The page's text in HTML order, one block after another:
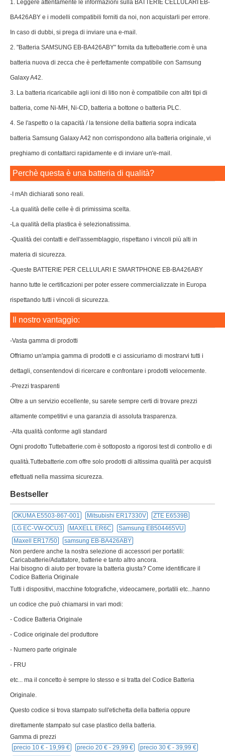
1. Leggere attentamente le informazioni sulla BATTERIE CELLULARI EB-
BA426ABY e i modelli compatibili forniti da noi, non acquistarli per errore.
In caso di dubbi, si prega di inviare una e-mail.
2. "Batteria SAMSUNG EB-BA426ABY" fornita da tuttebatterie.com è una
batteria nuova di zecca che è perfettamente compatibile con Samsung
Galaxy A42.
3. La batteria ricaricabile agli ioni di litio non è compatibile con altri tipi di
batteria, come Ni-MH, Ni-CD, batteria a bottone o batteria PLC.
4. Se l'aspetto o la capacità / la tensione della batteria sopra indicata
batteria Samsung Galaxy A42 non corrispondono alla batteria originale, vi
preghiamo di contattarci rapidamente e di inviare un'e-mail.
Perchè questa è una batteria di qualità?
-I mAh dichiarati sono reali.
-La qualità delle celle è di primissima scelta.
-La qualità della plastica è selezionatissima.
-Qualità dei contatti e dell'assemblaggio, rispettano i vincoli più alti in
materia di sicurezza.
-Queste BATTERIE PER CELLULARI E SMARTPHONE EB-BA426ABY
hanno tutte le certificazioni per poter essere commercializzate in Europa
rispettando tutti i vincoli di sicurezza.
Il nostro vantaggio:
-Vasta gamma di prodotti
Offriamo un'ampia gamma di prodotti e ci assicuriamo di mostrarvi tutti i
dettagli, consentendovi di ricercare e confrontare i prodotti velocemente.
-Prezzi trasparenti
Oltre a un servizio eccellente, su sarete sempre certi di trovare prezzi
altamente competitivi e una garanzia di assoluta trasparenza.
-Alta qualità conforme agli standard
Ogni prodotto Tuttebatterie.com è sottoposto a rigorosi test di controllo e di
qualità.Tuttebatterie.com offre solo prodotti di altissima qualità per acquisti
effettuati nella massima sicurezza.
Bestseller
OKUMA E5503-867-001 Mitsubishi ER17330V
ZTE E6539B
LG EC-VW-OCU3
MAXELL ER6C
Samsung EB504465VU
Maxell ER17/50
samsung EB-BA426ABY
Non perdere anche la nostra selezione di accessori per portatili:
Caricabatterie/Adattatore, batterie e tanto altro ancora.
Hai bisogno di aiuto per trovare la batteria giusta? Come identificare il
Codice Batteria Originale
Tutti i dispositivi, macchine fotografiche, videocamere, portatili etc...hanno
un codice che può chiamarsi in vari modi:
- Codice Batteria Originale
- Codice originale del produttore
- Numero parte originale
- FRU
etc... ma il concetto è sempre lo stesso e si tratta del Codice Batteria
Originale.
Questo codice si trova stampato sull'etichetta della batteria oppure
direttamente stampato sul case plastico della batteria.
Gamma di prezzi
precio 10 € - 19,99 € precio 20 € - 29,99 € precio 30 € - 39,99 €